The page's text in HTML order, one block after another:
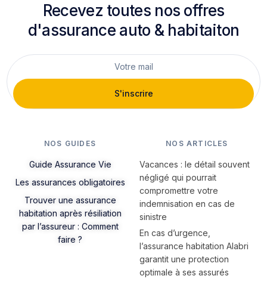
Recevez toutes nos offres
d'assurance auto & habitaiton
S'inscrire
NOS GUIDES
Guide Assurance Vie
Les assurances obligatoires
Trouver une assurance
habitation après résiliation
par l’assureur : Comment
faire ?
NOS ARTICLES
Vacances : le détail souvent
négligé qui pourrait
compromettre votre
indemnisation en cas de
sinistre
En cas d’urgence,
l’assurance habitation Alabri
garantit une protection
optimale à ses assurés